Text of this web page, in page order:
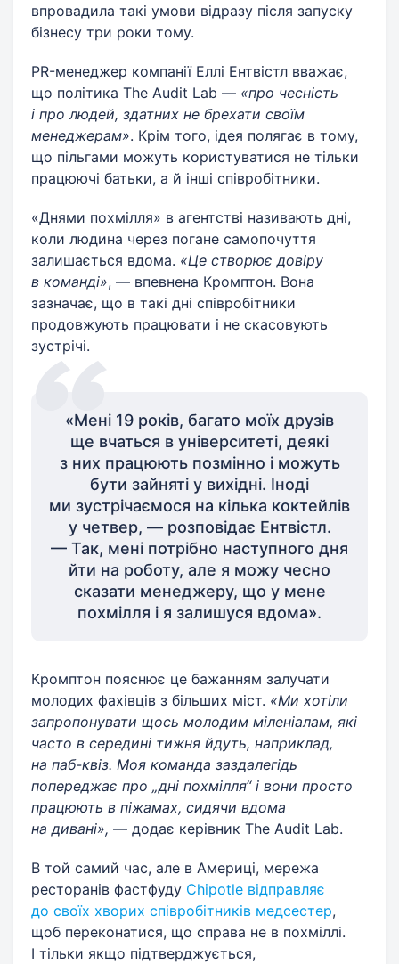
впровадила такі умови відразу після запуску
бізнесу три роки тому.
PR-менеджер компанії Еллі Ентвістл вважає,
що політика The Audit Lab — «про чесність
і про людей, здатних не брехати своїм
менеджерам». Крім того, ідея полягає в тому,
що пільгами можуть користуватися не тільки
працюючі батьки, а й інші співробітники.
«Днями похмілля» в агентстві називають дні,
коли людина через погане самопочуття
залишається вдома. «Це створює довіру
в команді», — впевнена Кромптон. Вона
зазначає, що в такі дні співробітники
продовжують працювати і не скасовують
зустрічі.
«Мені 19 років, багато моїх друзів
ще вчаться в університеті, деякі
з них працюють позмінно і можуть
бути зайняті у вихідні. Іноді
ми зустрічаємося на кілька коктейлів
у четвер, — розповідає Ентвістл.
— Так, мені потрібно наступного дня
йти на роботу, але я можу чесно
сказати менеджеру, що у мене
похмілля і я залишуся вдома».
Кромптон пояснює це бажанням залучати
молодих фахівців з більших міст. «Ми хотіли
запропонувати щось молодим міленіалам, які
часто в середині тижня йдуть, наприклад,
на паб-квіз. Моя команда заздалегідь
попереджає про „дні похмілля“ і вони просто
працюють в піжамах, сидячи вдома
на дивані», — додає керівник The Audit Lab.
В той самий час, але в Америці, мережа
ресторанів фастфуду Chipotle відправляє
до своїх хворих співробітникiв медсестер,
щоб переконатися, що справа не в похміллі.
І тільки якщо підтверджується,